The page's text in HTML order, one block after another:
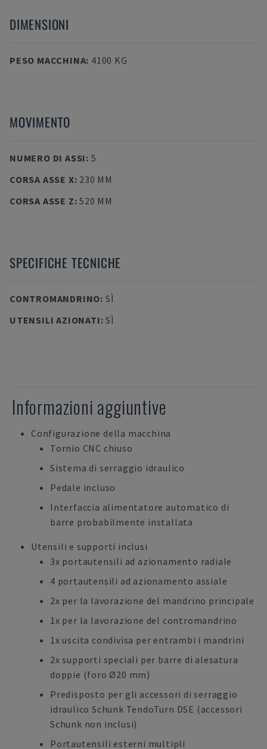
DIMENSIONI
PESO MACCHINA: 4100 KG
MOVIMENTO
NUMERO DI ASSI: 5
CORSA ASSE X: 230 MM
CORSA ASSE Z:520 MM
SPECIFICHE TECNICHE
CONTROMANDRINO: SÌ
UTENSILI AZIONATI:SÌ
Informazioni aggiuntive
Configurazione della macchina
Tornio CNC chiuso
Sistema di serraggio idraulico
Pedale incluso
Interfaccia alimentatore automatico di
barre probabilmente installata
Utensili e supporti inclusi
3x portautensili ad azionamento radiale
4 portautensili ad azionamento assiale
2x per la lavorazione del mandrino principale
1x per la lavorazione del contromandrino
1x uscita condivisa per entrambi i mandrini
2x supporti speciali per barre di alesatura
doppie (foro Ø20 mm)
Predisposto per gli accessori di serraggio
idraulico Schunk TendoTurn DSE (accessori
Schunk non inclusi)
Portautensili esterni multipli